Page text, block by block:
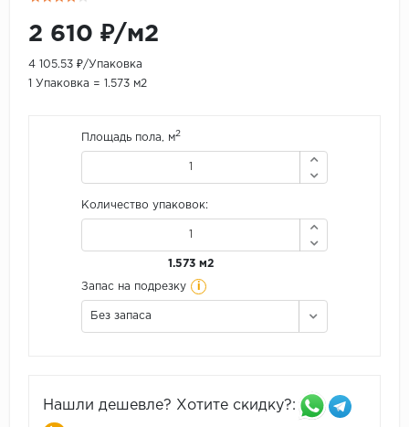
2 610 ₽/м2
4 105.53 ₽/Упаковка
1 Упаковка = 1.573 м2
Площадь пола, м2
Количество упаковок:
1.573 м2
Запас на подрезку i
Без запаса
Нашли дешевле? Хотите скидку?: